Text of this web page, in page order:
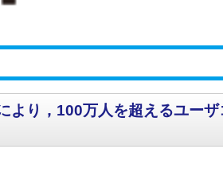
り，100万人を超えるユー